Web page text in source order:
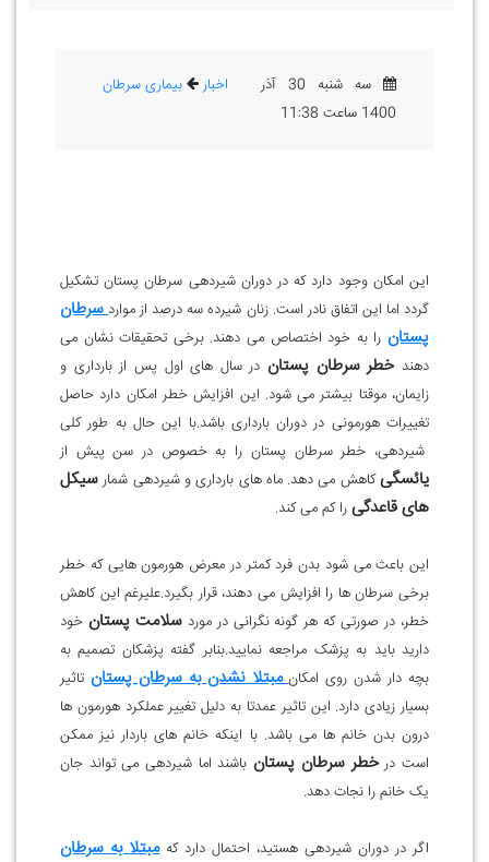
سه شنبه 30 آذر
1400 ساعت 11:38
اخبار بیماری سرطان
این امکان وجود دارد که در دوران شیردهی سرطان پستان تشکیل
گردد اما این اتفاق نادر است. زنان شیرده سه درصد از مواردسرطان
پستان را به خود اختصاص می دهند. برخی تحقیقات نشان می
دهندخطر سرطان پستان در سال های اول پس از بارداری و
زایمان، موقتا بیشتر می شود. این افزایش خطر امکان دارد حاصل
تغییرات هورمونی در دوران بارداری باشد.با این حال به طور کلی
شیردهی، خطر سرطان پستان را به خصوص در سن پیش از
یائسگیکاهش می دهد. ماه های بارداری و شیردهی شمار سیکل
های قاعدگی را کم می کند.
این باعث می شود بدن فرد کمتر در معرض هورمون هایی که خطر
برخی سرطان ها را افزایش می دهند، قرار بگیرد.علیرغم این کاهش
خطر، در صورتی که هر گونه نگرانی در مورد سلامت پستان خود
دارید باید به پزشک مراجعه نمایید.بنابر گفته پزشکان تصمیم به
بچه دار شدن روی امکانمبتلا نشدن به سرطان پستان تاثیر
بسیار زیادی دارد. این تاثیر عمدتا به دلیل تغییر عملکرد هورمون ها
درون بدن خانم ها می باشد. با اینکه خانم های باردار نیز ممکن
است درخطر سرطان پستان باشند اما شیردهی می تواند جان
یک خانم را نجات دهد.
اگر در دوران شیردهی هستید، احتمال دارد کهمبتلا به سرطان